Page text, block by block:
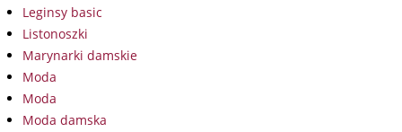
Leginsy basic
Listonoszki
Marynarki damskie
Moda
Moda
Moda damska